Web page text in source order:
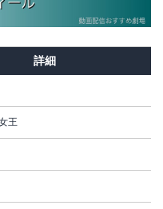
詳細
王